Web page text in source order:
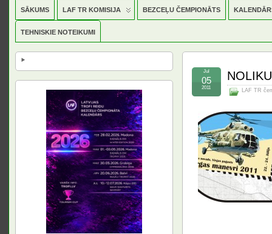
SĀKUMS LAF TR KOMISIJA BEZCEĻU ČEMPIONĀTS
TEHNISKIE NOTEIKUMI
LAF TR
Jul
05
2011